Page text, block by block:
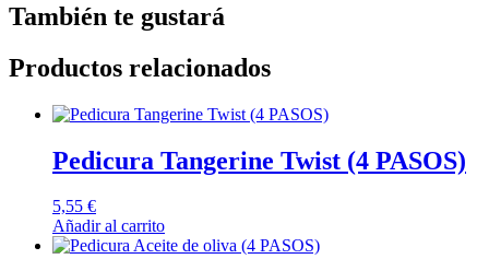
También te gustará
Productos relacionados
Pedicura Tangerine Twist (4 PASOS)
5,55 €
Añadir al carrito